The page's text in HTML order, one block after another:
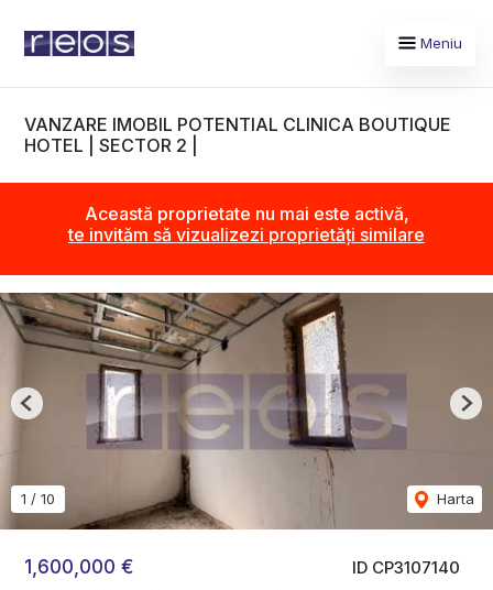
Meniu
VANZARE IMOBIL POTENTIAL CLINICA BOUTIQUE
HOTEL | SECTOR 2 |
Această proprietate nu mai este activă,
te invităm să vizualizezi proprietăți similare
ID CP3107140
1,600,000 €
1 / 10 Harta
Previous